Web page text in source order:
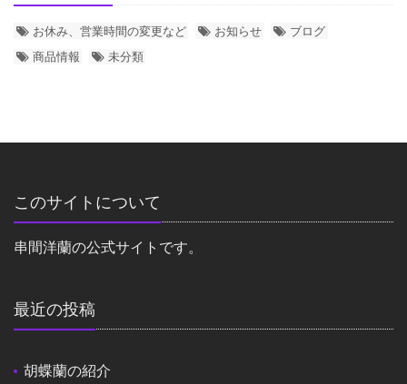
お休み、営業時間の変更など お知らせ
ブログ
商品情報
未分類
このサイトについて
串間洋蘭の公式サイトです。
最近の投稿
胡蝶蘭の紹介